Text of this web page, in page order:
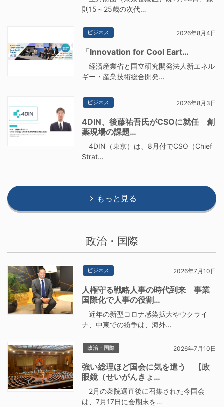
則15～25歳の次代…
ビジネス 2026年8月4日
「Innovation for Cool Eart…
経済産業省と国立研究開発法人新エネル
ギー・産業技術総合開発…
ビジネス 2026年8月3日
4DIN、後藤祐吾氏がCSOに就任 創
薬現場の課題…
4DIN（東京）は、8月付でCSO（Chief
Strat…
もっと見る
政治・国際
ビジネス 2026年7月10日
人権守る戦略人事の時代到来 事業
国際化で人事の役割…
近年の新型コロナ感染拡大やウクライ
ナ、中東での紛争は、海外…
政治・国際 2026年7月10日
強い総理ほど国会に気を遣う 【政
眼鏡（せいがんきょ…
2月の衆院選直後に召集された今国会
は、7月17日に会期末を…